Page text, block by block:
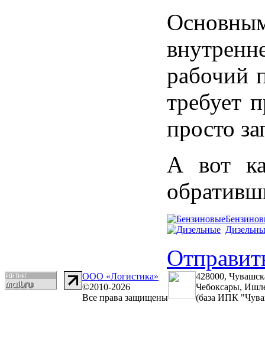
рабочий
требует
просто
А вот
ООО «Логистика»
©2010-2026
Все права защищены
428000,
Чебоксары,
(база ИПК